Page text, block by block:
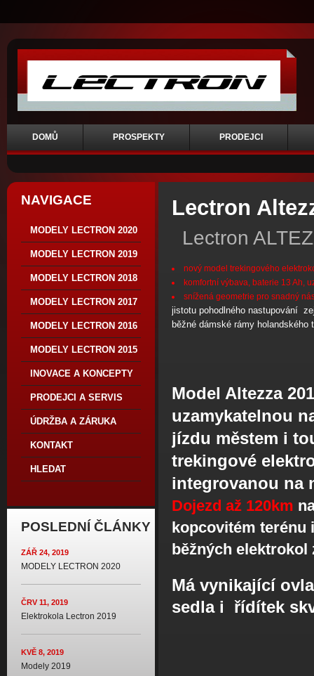
DOMŮ PROSPEKTY PRODEJCI
NAVIGACE
MODELY LECTRON 2020
MODELY LECTRON 2019
MODELY LECTRON 2018
MODELY LECTRON 2017
MODELY LECTRON 2016
MODELY LECTRON 2015
INOVACE A KONCEPTY
PRODEJCI A SERVIS
ÚDRŽBA A ZÁRUKA
KONTAKT
HLEDAT
POSLEDNÍ ČLÁNKY
ZÁŘ 24, 2019
MODELY LECTRON 2020
ČRV 11, 2019
Elektrokola Lectron 2019
KVĚ 8, 2019
Modely 2019
Lectron
Lectron
nový model trekingového
komfortní výbava, baterie 13 Ah,
snížená geometrie pro snadný
jistotu pohodlného nastupování
běžné dámské rámy
Model Altezza
uzamykatelnou
jízdu městem i
trekingové
integrovanou na
Dojezd až 120km
kopcovitém terénu
běžných elektrokol
Má vynikající
sedla i řídítek